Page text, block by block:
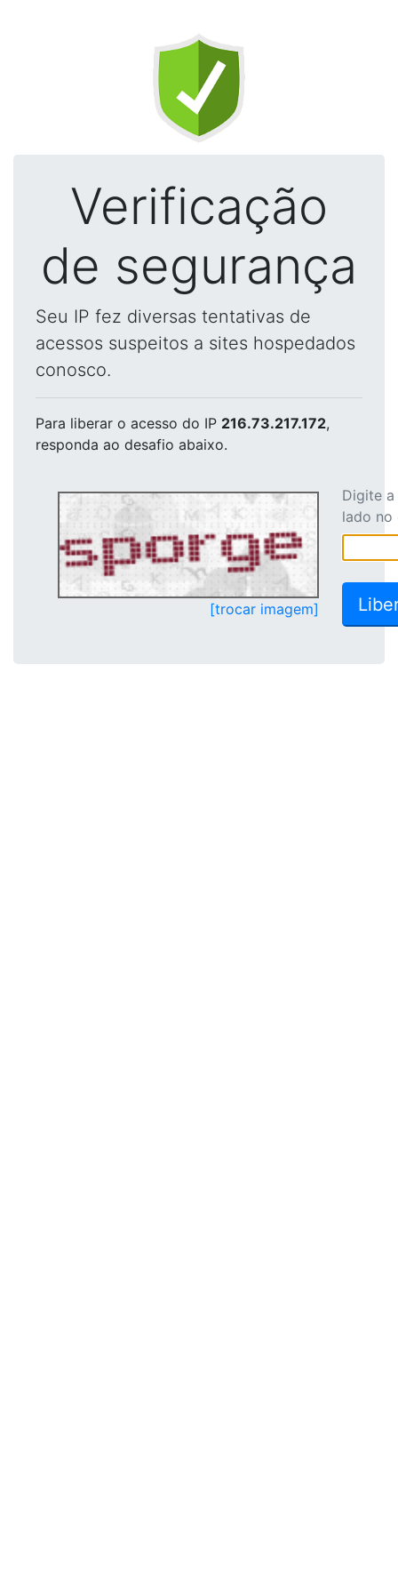
Verificação
de segurança
Seu IP fez diversas tentativas de
acessos suspeitos a sites hospedados
conosco.
Para liberar o acesso do IP 216.73.217.172,
responda ao desafio abaixo.
[trocar imagem]
Digite
lado no